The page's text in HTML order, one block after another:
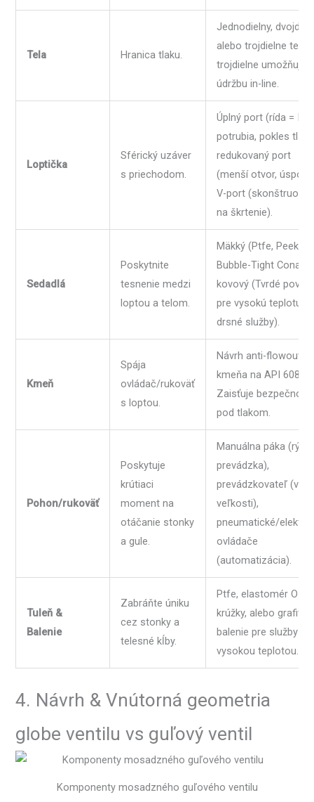
Tela Hranica tlaku.
Jednodielny,
alebo trojdielne telá;
trojdielne umožňuje
údržbu in-line.
Loptička
Sférický uzáver
s priechodom.
Úplný port (rída = ID
potrubia, pokles
redukovaný port
(menší otvor,
V-port
na škrtenie).
Sedadlá
Poskytnite
tesnenie medzi
loptou a telom.
Mäkký (Ptfe, Peek →
Bubble-Tight
kovový (Tvrdé
pre vysokú teplotu a
drsné služby).
Kmeň
Spája
ovládač/rukoväť
s loptou.
Návrh anti-flowout
kmeňa na API 608
Zaisťuje bezpečnosť
pod tlakom.
Pohon/rukoväť
Poskytuje
krútiaci
moment na
otáčanie stonky
a gule.
Manuálna páka
prevádzka),
prevádzkovateľ
veľkosti),
pneumatické/
ovládače
(automatizácia).
Tuleň &
Balenie
Zabráňte úniku
cez stonky a
telesné kĺby.
Ptfe, elastomér O-
krúžky, alebo
balenie pre služby s
vysokou teplotou.
4. Návrh & Vnútorná geometria
globe ventilu vs guľový ventil
Komponenty mosadzného guľového ventilu